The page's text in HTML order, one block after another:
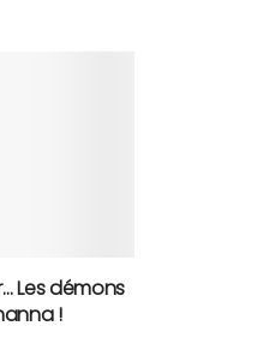
Les démons
!